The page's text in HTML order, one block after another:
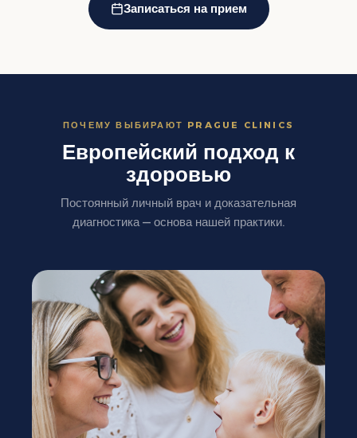
Записаться на прием
ПОЧЕМУ ВЫБИРАЮТ PRAGUE CLINICS
Европейский подход к
здоровью
Постоянный личный врач и доказательная
диагностика — основа нашей практики.